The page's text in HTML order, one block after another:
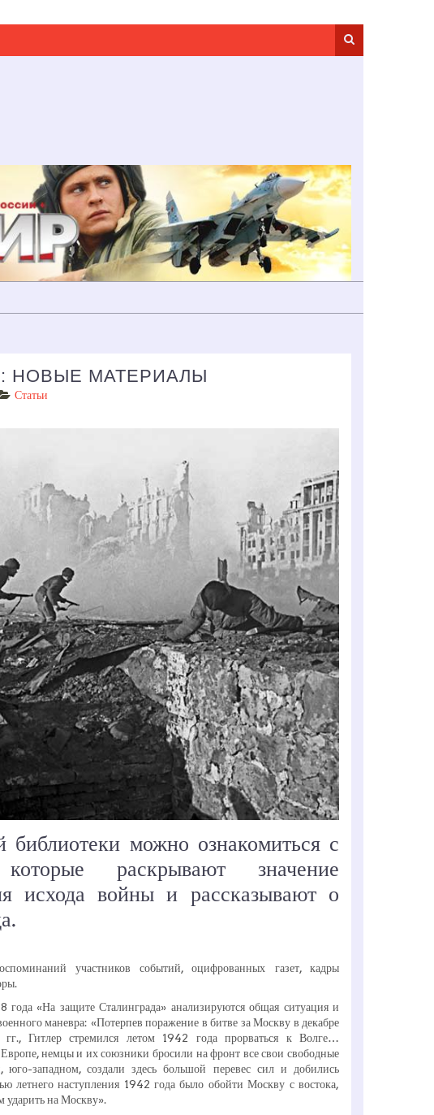
НОВЫЕ МАТЕРИАЛЫ
Статьи
библиотеки можно ознакомиться с
раскрывают значение
исхода войны и рассказывают о
участников событий, оцифрованных газет, кадры
«На защите Сталинграда» анализируются общая ситуация и
маневра: «Потерпев поражение в битве за Москву в декабре
Гитлер стремился летом 1942 года прорваться к Волге…
немцы и их союзники бросили на фронт все свои свободные
западном, создали здесь большой перевес сил и добились
летнего наступления 1942 года было обойти Москву с востока,
ударить на Москву».